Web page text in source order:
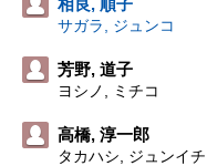
相良, 順子
サガラ, ジュンコ
芳野, 道子
ヨシノ, ミチコ
高橋, 淳一郎
タカハシ, ジュンイ